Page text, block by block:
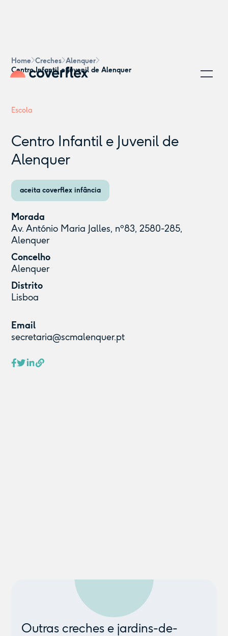
Home Creches Alenquer
Centro Infantil e Juvenil de Alenquer
Escola
Centro Infantil e Juvenil de
Alenquer
aceita coverflex infância
Morada
Av. António Maria Jalles, nº83, 2580-285,
Alenquer
Concelho
Alenquer
Distrito
Lisboa
Email
secretaria@scmalenquer.pt
Outras creches e jardins-de-